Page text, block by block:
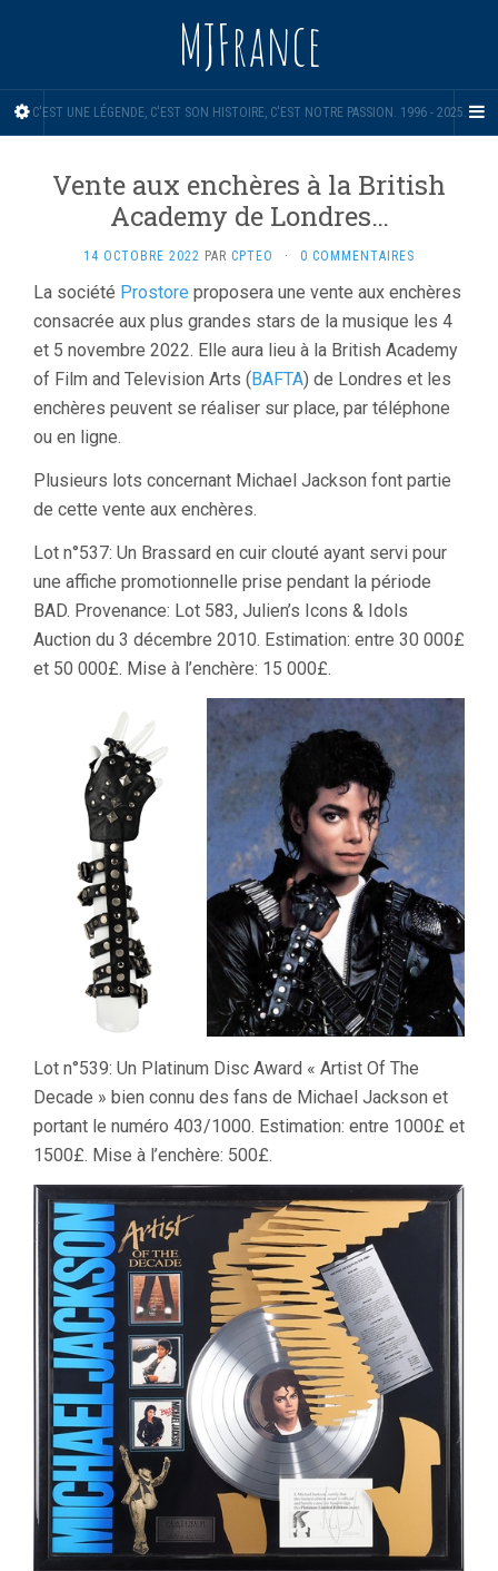
MJFrance
C'EST UNE LÉGENDE, C'EST SON HISTOIRE, C'EST NOTRE PASSION. 1996 - 2025.
Vente aux enchères à la British
Academy de Londres…
14 OCTOBRE 2022 PAR CPTEO · 0 COMMENTAIRES
La société Prostore proposera une vente aux enchères
consacrée aux plus grandes stars de la musique les 4
et 5 novembre 2022. Elle aura lieu à la British Academy
of Film and Television Arts (BAFTA) de Londres et les
enchères peuvent se réaliser sur place, par téléphone
ou en ligne.
Plusieurs lots concernant Michael Jackson font partie
de cette vente aux enchères.
Lot n°537: Un Brassard en cuir clouté ayant servi pour
une affiche promotionnelle prise pendant la période
BAD. Provenance: Lot 583, Julien’s Icons & Idols
Auction du 3 décembre 2010. Estimation: entre 30 000£
et 50 000£. Mise à l’enchère: 15 000£.
Lot n°539: Un Platinum Disc Award « Artist Of The
Decade » bien connu des fans de Michael Jackson et
portant le numéro 403/1000. Estimation: entre 1000£ et
1500£. Mise à l’enchère: 500£.